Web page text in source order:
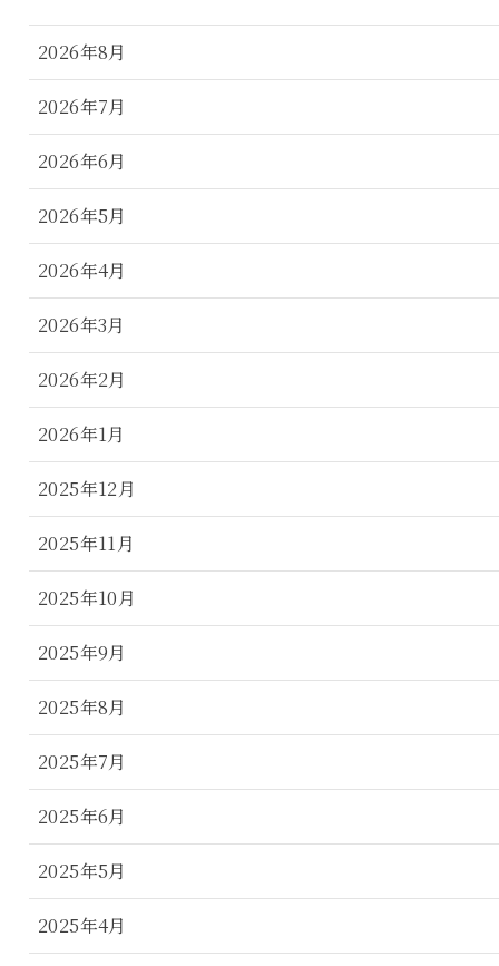
2026年8月
2026年7月
2026年6月
2026年5月
2026年4月
2026年3月
2026年2月
2026年1月
2025年12月
2025年11月
2025年10月
2025年9月
2025年8月
2025年7月
2025年6月
2025年5月
2025年4月